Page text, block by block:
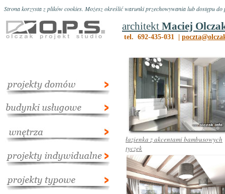
Strona korzysta z plików cookies. Możesz określić warunki przechowywania lub dostępu
architekt Maciej
tel. 692-435-031 |
łazienka z akcentami bambusowych
tyczek